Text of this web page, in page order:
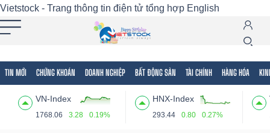
Vietstock - Trang thông tin điện tử tổng hợp English
TIN MỚI CHỨNG KHOÁN DOANH NGHIỆP BẤT ĐỘNG SẢN TÀI CHÍNH HÀNG HÓA
VN-Index
1768.06 3.28 0.19%
HNX-Index
293.44 0.80 0.27%
Tất cả Tính năng Ngành Mã chứng khoán
Tính